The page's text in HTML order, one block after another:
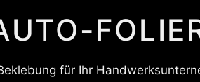
für Ihr